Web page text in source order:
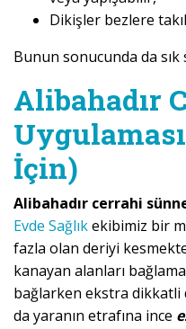
Dikişler bezlere
Bunun sonucunda da sık
Alibahadır
İçin)
Alibahadır cerrahi
Evde Sağlıkekibimiz bir
fazla olan deriyi
kanayan alanları
bağlarken ekstra dikkatli
da yaranın etrafına ince